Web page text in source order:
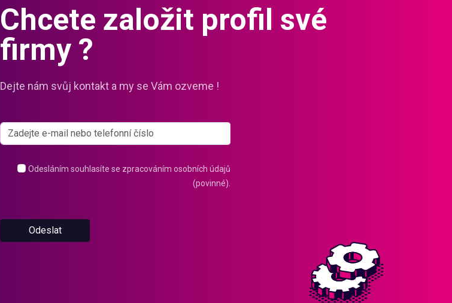
Chcete založit profil své
firmy ?
Dejte nám svůj kontakt a my se Vám ozveme !
Odesláním souhlasíte se zpracováním osobních údajů
(povinné).
Odeslat